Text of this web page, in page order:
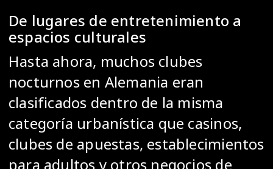
De lugares de entretenimiento a
espacios culturales
Hasta ahora, muchos clubes
nocturnos en Alemania eran
clasificados dentro de la misma
categoría urbanística que casinos,
clubes de apuestas, establecimientos
para adultos y otros negocios de